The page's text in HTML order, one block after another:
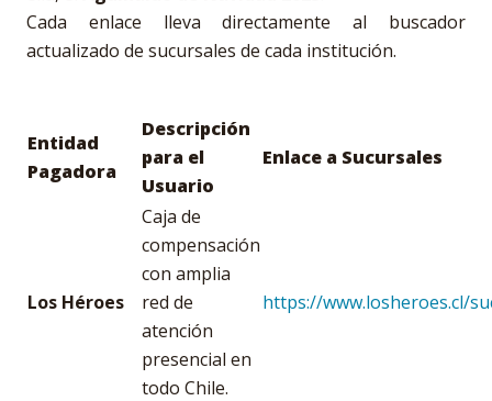
Cada enlace lleva directamente al buscador
actualizado de sucursales de cada institución.
Entidad
Pagadora
Descripción
para el
Usuario
Enlace a Sucursales
Los Héroes
Caja de
compensación
con amplia
red de
atención
presencial en
todo Chile.
https://www.losheroes.cl/